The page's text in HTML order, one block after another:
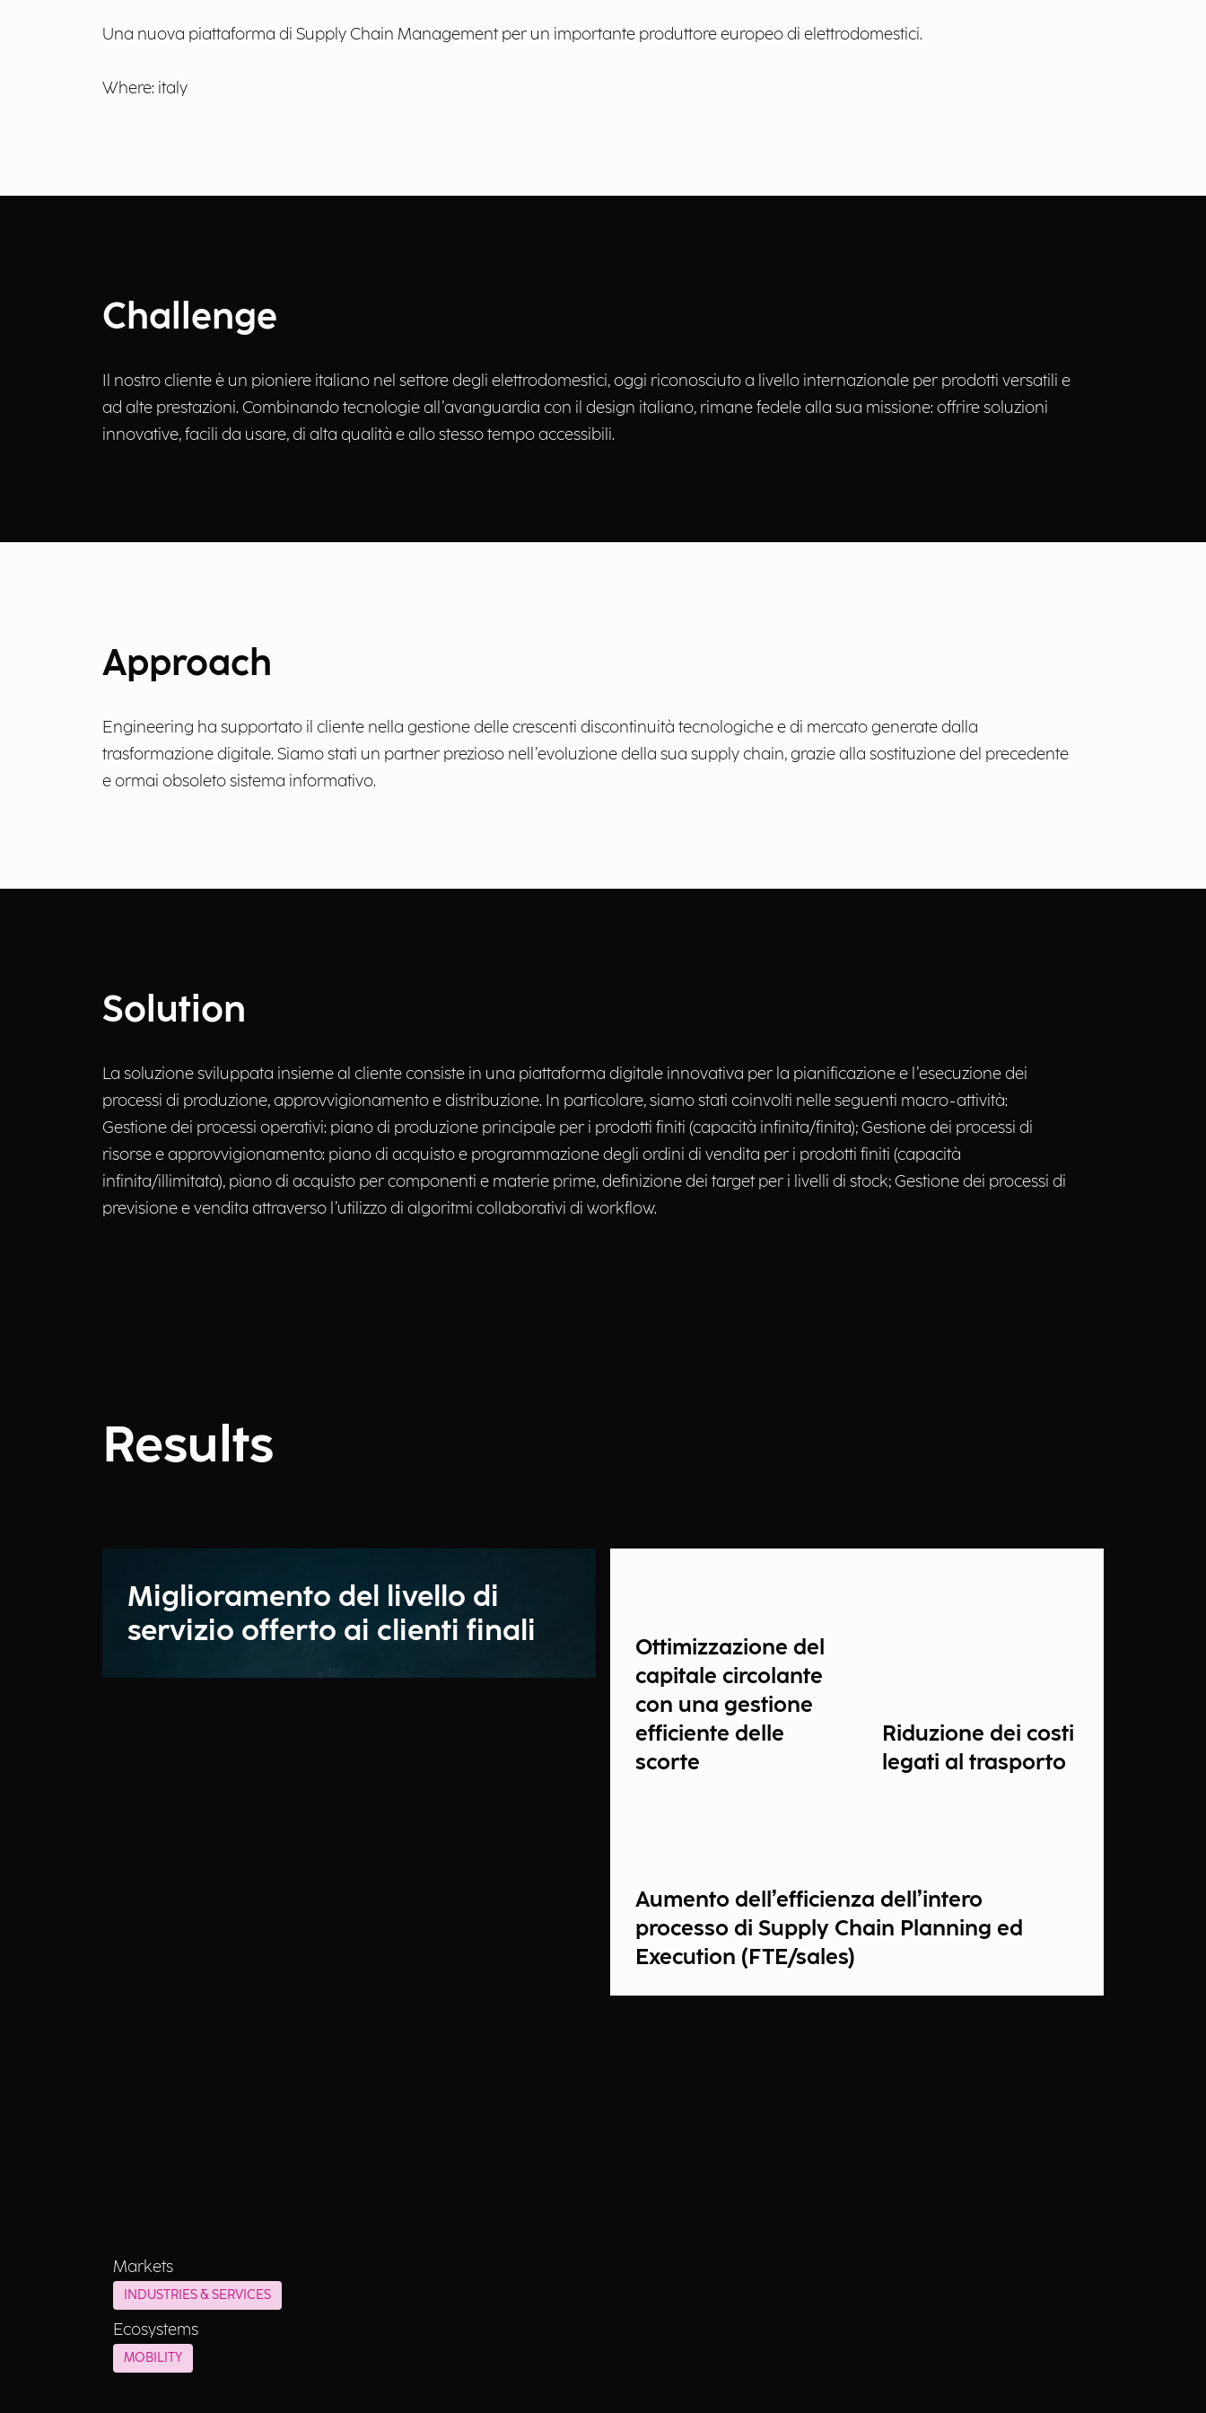
Una nuova piattaforma di Supply Chain Management per un importante produttore europeo di elettrodomestici.
Where: italy
Challenge
Il nostro cliente è un pioniere italiano nel settore degli elettrodomestici, oggi riconosciuto a livello internazionale per prodotti versatili e
ad alte prestazioni. Combinando tecnologie all’avanguardia con il design italiano, rimane fedele alla sua missione: offrire soluzioni
innovative, facili da usare, di alta qualità e allo stesso tempo accessibili.
Approach
Engineering ha supportato il cliente nella gestione delle crescenti discontinuità tecnologiche e di mercato generate dalla
trasformazione digitale. Siamo stati un partner prezioso nell’evoluzione della sua supply chain, grazie alla sostituzione del precedente
e ormai obsoleto sistema informativo.
Solution
La soluzione sviluppata insieme al cliente consiste in una piattaforma digitale innovativa per la pianificazione e l’esecuzione dei
processi di produzione, approvvigionamento e distribuzione. In particolare, siamo stati coinvolti nelle seguenti macro-attività:
Gestione dei processi operativi: piano di produzione principale per i prodotti finiti (capacità infinita/finita); Gestione dei processi di
risorse e approvvigionamento: piano di acquisto e programmazione degli ordini di vendita per i prodotti finiti (capacità
infinita/illimitata), piano di acquisto per componenti e materie prime, definizione dei target per i livelli di stock; Gestione dei processi di
previsione e vendita attraverso l’utilizzo di algoritmi collaborativi di workflow.
Results
Miglioramento del livello di
servizio offerto ai clienti finali
Ottimizzazione del
capitale circolante
con una gestione
efficiente delle
scorte
Riduzione dei costi
legati al trasporto
Aumento dell’efficienza dell’intero
processo di Supply Chain Planning ed
Execution (FTE/sales)
Markets
INDUSTRIES & SERVICES
Ecosystems
MOBILITY